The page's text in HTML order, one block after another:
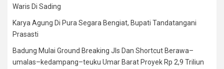
Waris Di Sading
Karya Agung Di Pura Segara Bengiat, Bupati Tandatangani
Prasasti
Badung Mulai Ground Breaking Jls Dan Shortcut Berawa–
umalas–kedampang–teuku Umar Barat Proyek Rp 2,9 Triliun